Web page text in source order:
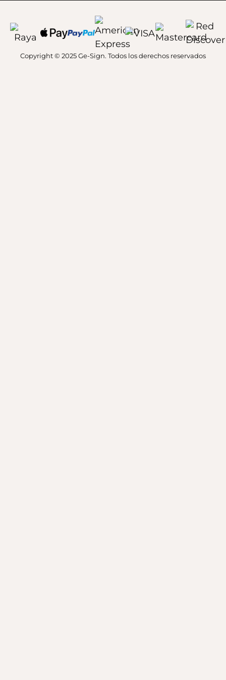
Copyright © 2025 Ge-Sign. Todos los derechos reservados